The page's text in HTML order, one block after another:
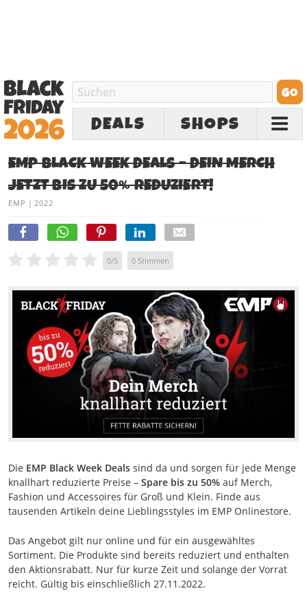
DEALS SHOPS
EMP BLACK WEEK DEALS – DEIN MERCH
JETZT BIS ZU 50% REDUZIERT!
EMP | 2022
0/5 0 Stimmen
Die EMP Black Week Deals sind da und sorgen für jede Menge
knallhart reduzierte Preise – Spare bis zu 50% auf Merch,
Fashion und Accessoires für Groß und Klein. Finde aus
tausenden Artikeln deine Lieblingsstyles im EMP Onlinestore.
Das Angebot gilt nur online und für ein ausgewähltes
Sortiment. Die Produkte sind bereits reduziert und enthalten
den Aktionsrabatt. Nur für kurze Zeit und solange der Vorrat
reicht. Gültig bis einschließlich 27.11.2022.